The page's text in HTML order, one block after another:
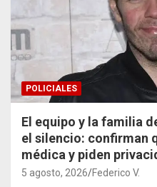
POLICIALES
El equipo y la familia
el silencio: confirman
médica y piden
5 agosto, 2026 Federico V.